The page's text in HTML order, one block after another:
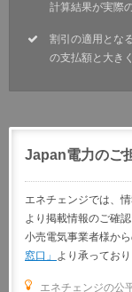
計算結果が実際
割引の適用とな
の支払額と大き
Japan電力のご
エネチェンジでは、
より掲載情報のご確
小売電気事業者様か
窓口」 より承っており
エネチェンジの公